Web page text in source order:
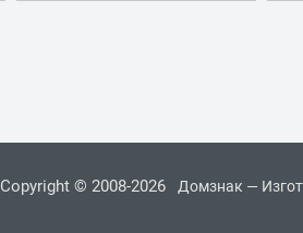
Copyright © 2008-2026 Домзнак —